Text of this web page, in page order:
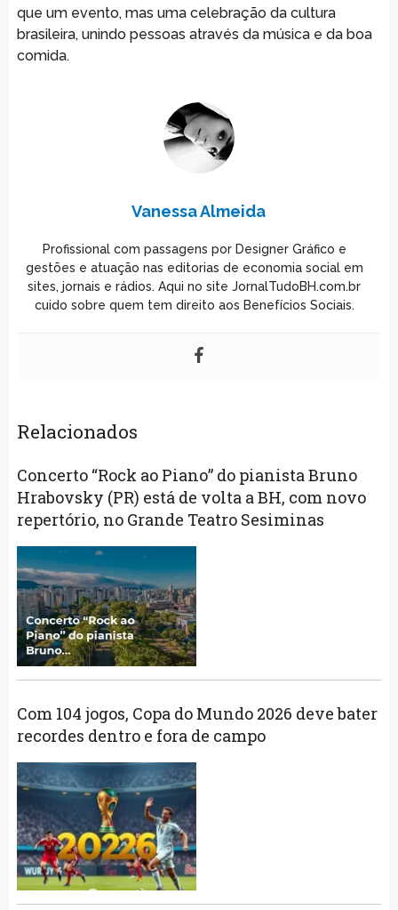
que um evento, mas uma celebração da cultura
brasileira, unindo pessoas através da música e da boa
comida.
Vanessa Almeida
Profissional com passagens por Designer Gráfico e
gestões e atuação nas editorias de economia social em
sites, jornais e rádios. Aqui no site JornalTudoBH.com.br
cuido sobre quem tem direito aos Benefícios Sociais.
Relacionados
Concerto “Rock ao Piano” do pianista Bruno
Hrabovsky (PR) está de volta a BH, com novo
repertório, no Grande Teatro Sesiminas
Com 104 jogos, Copa do Mundo 2026 deve bater
recordes dentro e fora de campo